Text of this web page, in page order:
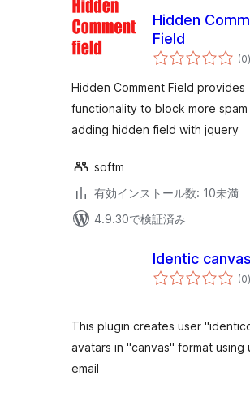
Hidden
Field
(0個
の)
Hidden Comment Field provides
functionality to block more
adding hidden field with jquery
softm
有効インストール数: 10未満
4.9.30で検証済み
Identic canvas
(0個
の)
This plugin creates user
avatars in "canvas" format using
email